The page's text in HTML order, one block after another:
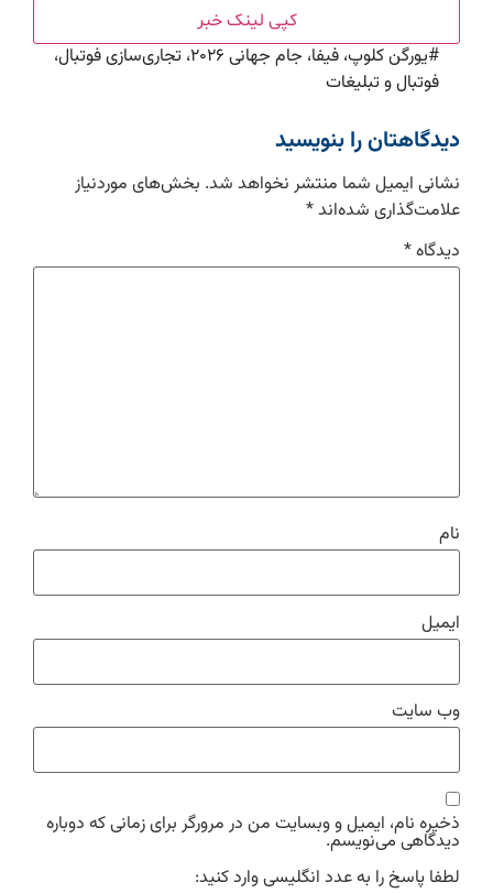
کپی لینک خبر
#
یورگن کلوپ، فیفا، جام جهانی ۲۰۲۶، تجاری‌سازی فوتبال،
فوتبال و تبلیغات
دیدگاهتان را بنویسید
نشانی ایمیل شما منتشر نخواهد شد. بخش‌های موردنیاز
علامت‌گذاری شده‌اند*
دیدگاه*
نام
ایمیل
وب‌ سایت
ذخیره نام، ایمیل و وبسایت من در مرورگر برای زمانی که دوباره
دیدگاهی می‌نویسم.
لطفا پاسخ را به عدد انگلیسی وارد کنید: